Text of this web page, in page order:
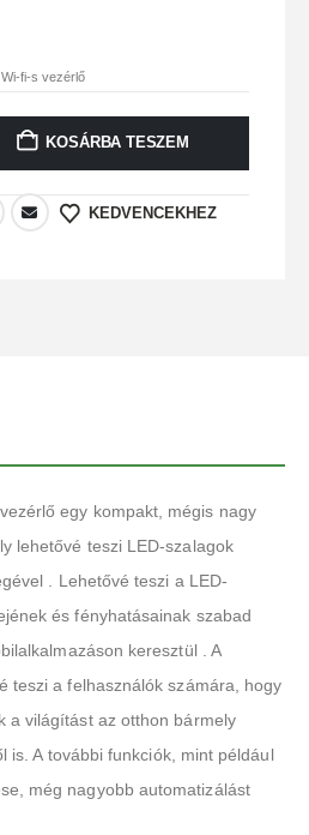
fi-s vezérlő
KOSÁRBA TESZEM
KEDVENCEKHEZ
egy kompakt, mégis nagy
lehetővé teszi LED-szalagok
. Lehetővé teszi a LED-
és fényhatásainak szabad
keresztül . A
teszi a felhasználók számára, hogy
a világítást az otthon bármely
is. A további funkciók, mint például
még nagyobb automatizálást